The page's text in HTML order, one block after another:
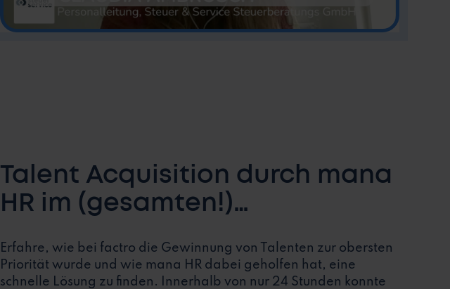
Talent Acquisition durch mana
HR im (gesamten!)
Erfahre, wie bei factro die Gewinnung von Talenten zur obersten
Priorität wurde und wie mana HR dabei geholfen hat, eine
schnelle Lösung zu finden. Innerhalb von nur 24 Stunden konnte